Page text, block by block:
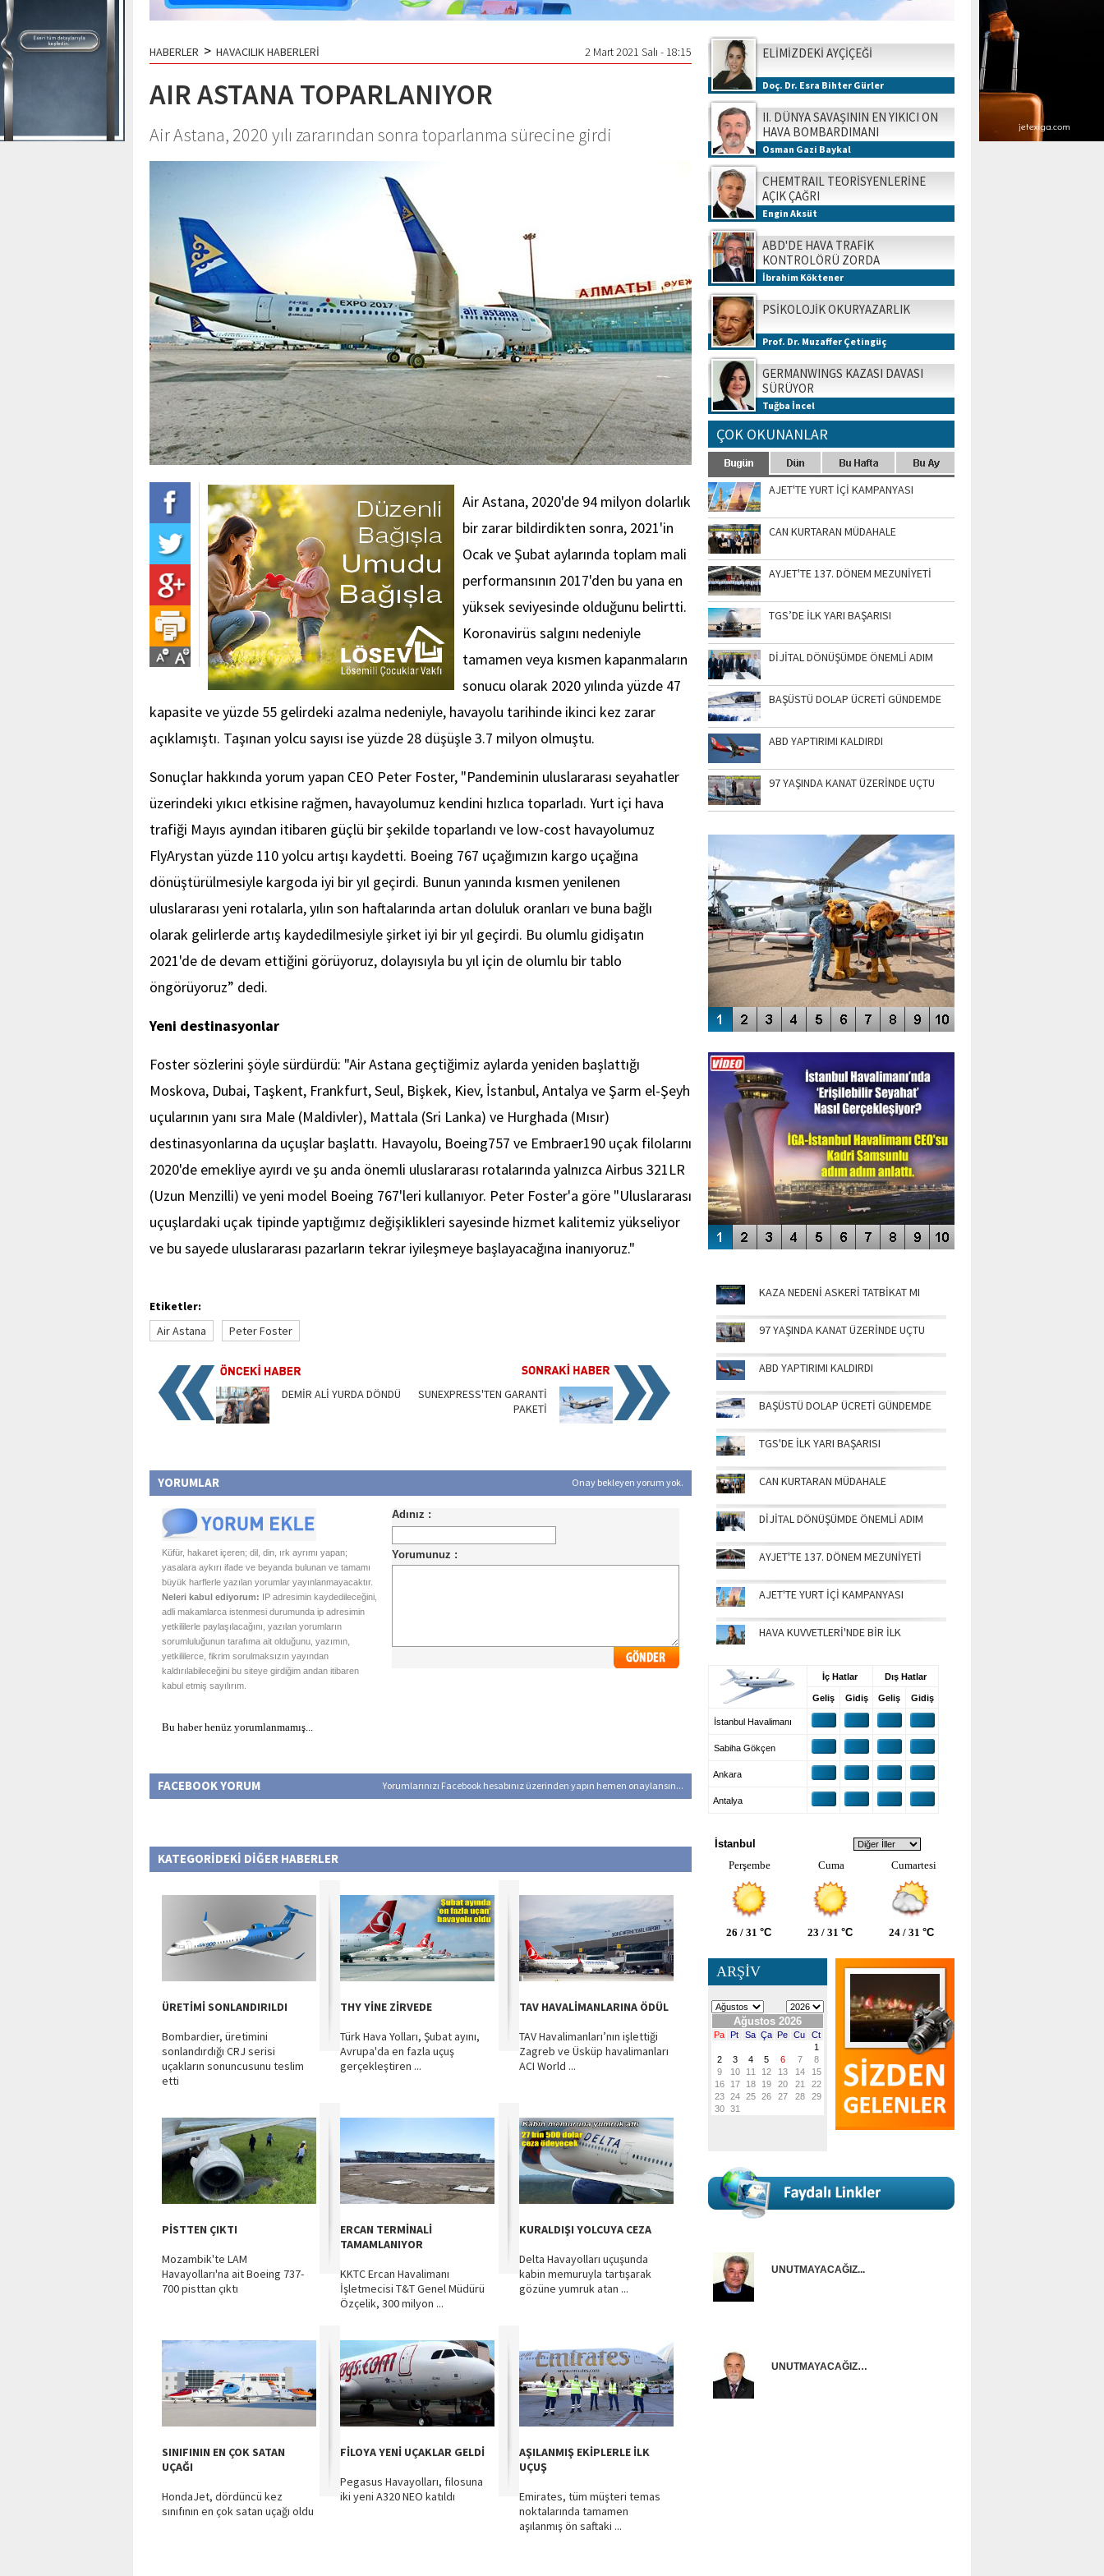
HABERLER > HAVACILIK HABERLERİ 2 Mart 2021 Salı - 18:15
AIR ASTANA TOPARLANIYOR
Air Astana, 2020 yılı zararından sonra toparlanma sürecine girdi
Air Astana, 2020'de 94 milyon dolarlık
bir zarar bildirdikten sonra, 2021'in
Ocak ve Şubat aylarında toplam mali
performansının 2017'den bu yana en
yüksek seviyesinde olduğunu belirtti.
Koronavirüs salgını nedeniyle
tamamen veya kısmen kapanmaların
sonucu olarak 2020 yılında yüzde 47
kapasite ve yüzde 55 gelirdeki azalma nedeniyle, havayolu tarihinde ikinci kez zarar
açıklamıştı. Taşınan yolcu sayısı ise yüzde 28 düşüşle 3.7 milyon olmuştu.
Sonuçlar hakkında yorum yapan CEO Peter Foster, "Pandeminin uluslararası seyahatler
üzerindeki yıkıcı etkisine rağmen, havayolumuz kendini hızlıca toparladı. Yurt içi hava
trafiği Mayıs ayından itibaren güçlü bir şekilde toparlandı ve low-cost havayolumuz
FlyArystan yüzde 110 yolcu artışı kaydetti. Boeing 767 uçağımızın kargo uçağına
dönüştürülmesiyle kargoda iyi bir yıl geçirdi. Bunun yanında kısmen yenilenen
uluslararası yeni rotalarla, yılın son haftalarında artan doluluk oranları ve buna bağlı
olarak gelirlerde artış kaydedilmesiyle şirket iyi bir yıl geçirdi. Bu olumlu gidişatın
2021'de de devam ettiğini görüyoruz, dolayısıyla bu yıl için de olumlu bir tablo
öngörüyoruz” dedi.
Yeni destinasyonlar
Foster sözlerini şöyle sürdürdü: "Air Astana geçtiğimiz aylarda yeniden başlattığı
Moskova, Dubai, Taşkent, Frankfurt, Seul, Bişkek, Kiev, İstanbul, Antalya ve Şarm el-Şeyh
uçularının yanı sıra Male (Maldivler), Mattala (Sri Lanka) ve Hurghada (Mısır)
destinasyonlarına da uçuşlar başlattı. Havayolu, Boeing757 ve Embraer190 uçak filolarını
2020'de emekliye ayırdı ve şu anda önemli uluslararası rotalarında yalnızca Airbus 321LR
(Uzun Menzilli) ve yeni model Boeing 767'leri kullanıyor. Peter Foster'a göre "Uluslararası
uçuşlardaki uçak tipinde yaptığımız değişiklikleri sayesinde hizmet kalitemiz yükseliyor
ve bu sayede uluslararası pazarların tekrar iyileşmeye başlayacağına inanıyoruz."
Etiketler:
Air Astana
Peter Foster
DEMİR ALİ YURDA DÖNDÜ
SUNEXPRESS'TEN GARANTİ
PAKETİ
YORUMLAR Onay bekleyen yorum yok.
Küfür, hakaret içeren; dil, din, ırk ayrımı yapan;
yasalara aykırı ifade ve beyanda bulunan ve tamamı
büyük harflerle yazılan yorumlar yayınlanmayacaktır.
Neleri kabul ediyorum: IP adresimin kaydedileceğini,
adli makamlarca istenmesi durumunda ip adresimin
yetkililerle paylaşılacağını, yazılan yorumların
sorumluluğunun tarafıma ait olduğunu, yazımın,
yetkililerce, fikrim sorulmaksızın yayından
kaldırılabileceğini bu siteye girdiğim andan itibaren
kabul etmiş sayılırım.
Bu haber henüz yorumlanmamış...
FACEBOOK YORUM Yorumlarınızı Facebook hesabınız üzerinden yapın hemen onaylansın...
KATEGORİDEKİ DİĞER HABERLER
ÜRETİMİ SONLANDIRILDI
Bombardier, üretimini
sonlandırdığı CRJ serisi
uçakların sonuncusunu teslim
etti
THY YİNE ZİRVEDE
Türk Hava Yolları, Şubat ayını,
Avrupa'da en fazla uçuş
gerçekleştiren ...
TAV HAVALİMANLARINA ÖDÜL
TAV Havalimanları’nın işlettiği
Zagreb ve Üsküp havalimanları
ACI World ...
PİSTTEN ÇIKTI
Mozambik'te LAM
Havayolları'na ait Boeing 737-
700 pisttan çıktı
ERCAN TERMİNALİ
TAMAMLANIYOR
KKTC Ercan Havalimanı
İşletmecisi T&T Genel Müdürü
Özçelik, 300 milyon ...
KURALDIŞI YOLCUYA CEZA
Delta Havayolları uçuşunda
kabin memuruyla tartışarak
gözüne yumruk atan ...
SINIFININ EN ÇOK SATAN
UÇAĞI
HondaJet, dördüncü kez
sınıfının en çok satan uçağı oldu
FİLOYA YENİ UÇAKLAR GELDİ
Pegasus Havayolları, filosuna
iki yeni A320 NEO katıldı
AŞILANMIŞ EKİPLERLE İLK
UÇUŞ
Emirates, tüm müşteri temas
noktalarında tamamen
aşılanmış ön saftaki ...
ELİMİZDEKİ AYÇİÇEĞİ
Doç. Dr. Esra Bihter Gürler
II. DÜNYA SAVAŞININ EN YIKICI ON
HAVA BOMBARDIMANI
Osman Gazi Baykal
CHEMTRAIL TEORİSYENLERİNE
AÇIK ÇAĞRI
Engin Aksüt
ABD'DE HAVA TRAFİK
KONTROLÖRÜ ZORDA
İbrahim Köktener
PSİKOLOJİK OKURYAZARLIK
Prof. Dr. Muzaffer Çetingüç
GERMANWINGS KAZASI DAVASI
SÜRÜYOR
Tuğba İncel
ÇOK OKUNANLAR
AJET'TE YURT İÇİ KAMPANYASI
CAN KURTARAN MÜDAHALE
AYJET'TE 137. DÖNEM MEZUNİYETİ
TGS’DE İLK YARI BAŞARISI
DİJİTAL DÖNÜŞÜMDE ÖNEMLİ ADIM
BAŞÜSTÜ DOLAP ÜCRETİ GÜNDEMDE
ABD YAPTIRIMI KALDIRDI
97 YAŞINDA KANAT ÜZERİNDE UÇTU
SİNGAPUR AIRSHOW-2020
ENGELLERİN AŞILDIĞI HAVALİMANI
KAZA NEDENİ ASKERİ TATBİKAT MI
97 YAŞINDA KANAT ÜZERİNDE UÇTU
ABD YAPTIRIMI KALDIRDI
BAŞÜSTÜ DOLAP ÜCRETİ GÜNDEMDE
TGS'DE İLK YARI BAŞARISI
CAN KURTARAN MÜDAHALE
DİJİTAL DÖNÜŞÜMDE ÖNEMLİ ADIM
AYJET'TE 137. DÖNEM MEZUNİYETİ
AJET'TE YURT İÇİ KAMPANYASI
HAVA KUVVETLERİ'NDE BİR İLK
İç Hatlar Dış Hatlar
Geliş Gidiş Geliş Gidiş
İstanbul Havalimanı
Sabiha Gökçen
Ankara
Antalya
İstanbul
Perşembe
Cuma Cumartesi
26 / 31 °C 23 / 31 °C 24 / 31 °C
ARŞİV
UNUTMAYACAĞIZ...
UNUTMAYACAĞIZ…